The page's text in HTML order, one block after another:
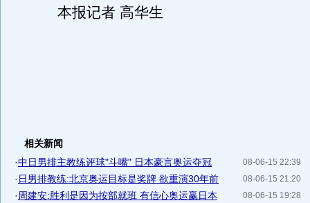
本报记者 高华生
相关新闻
08-06-15 22:39
·中日男排主教练评球"斗嘴" 日本豪言奥运夺冠
08-06-15 21:20
· 日男排教练:北京奥运目标是奖牌 欲重演30年前
08-06-15 19:28
· 周建安:胜利是因为按部就班 有信心奥运赢日本